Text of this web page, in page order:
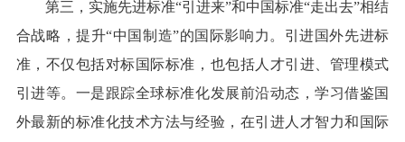
第三，实施先进标准“引进来”和中国标准“走出去”相结
合战略，提升“中国制造”的国际影响力。引进国外先进标
准，不仅包括对标国际标准，也包括人才引进、管理模式
引进等。一是跟踪全球标准化发展前沿动态，学习借鉴国
外最新的标准化技术方法与经验，在引进人才智力和国际